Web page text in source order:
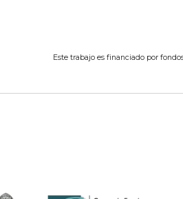
Este trabajo es financiado por